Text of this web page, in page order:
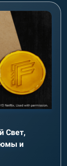
Свет,
и